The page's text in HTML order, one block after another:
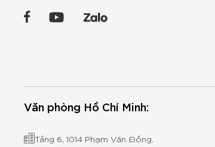
Văn phòng Hồ Chí Minh:
Tầng 6, 1014 Phạm Văn Đồng,